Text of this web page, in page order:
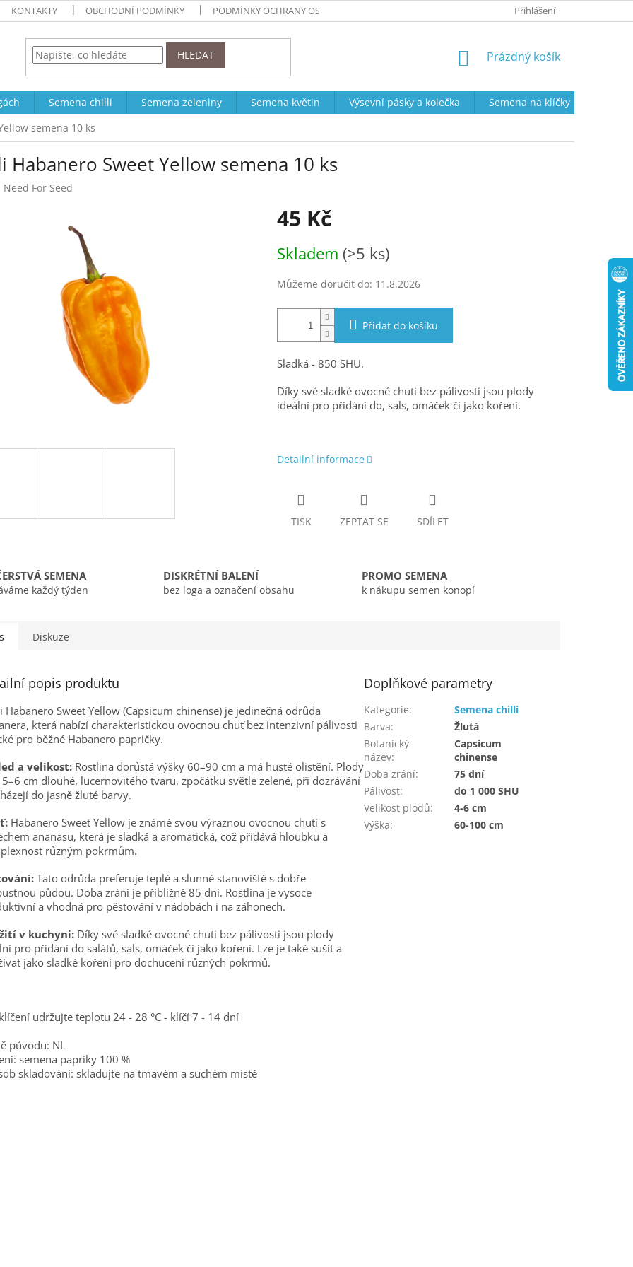
KONTAKTY OBCHODNÍ PODMÍNKY PODMÍNKY OCHRANY OSOBNÍCH ÚDAJŮ VRÁCENÍ ZBOŽÍ A
Přihlášení
HLEDAT
NÁKUPNÍ
Prázdný košík
Semena chilli Semena zeleniny Semena květin Výsevní pásky a kolečka Semena na klíčky
semena 10 ks
Habanero Sweet Yellow semena 10 ks
Need For Seed
45 Kč
cena:
Skladem (>5 ks)
Můžeme doručit do: 11.8.2026
Přidat do košíku
Sladká - 850 SHU.
Díky své sladké ovocné chuti bez pálivosti jsou plody
ideální pro přidání do, sals, omáček či jako koření.
Detailní informace
TISK ZEPTAT SE SDÍLET
SEMENA
každý týden
DISKRÉTNÍ BALENÍ
bez loga a označení obsahu
PROMO SEMENA
k nákupu semen konopí
Diskuze
popis produktu
Habanero Sweet Yellow (Capsicum chinense) je jedinečná odrůda
která nabízí charakteristickou ovocnou chuť bez intenzivní pálivosti
pro běžné Habanero papričky.
a velikost: Rostlina dorůstá výšky 60–90 cm a má husté olistění. Plody
5–6 cm dlouhé, lucernovitého tvaru, zpočátku světle zelené, při dozrávání
do jasně žluté barvy.
Habanero Sweet Yellow je známé svou výraznou ovocnou chutí s
ananasu, která je sladká a aromatická, což přidává hloubku a
různým pokrmům.
Tato odrůda preferuje teplé a slunné stanoviště s dobře
půdou. Doba zrání je přibližně 85 dní. Rostlina je vysoce
a vhodná pro pěstování v nádobách i na záhonech.
v kuchyni: Díky své sladké ovocné chuti bez pálivosti jsou plody
pro přidání do salátů, sals, omáček či jako koření. Lze je také sušit a
jako sladké koření pro dochucení různých pokrmů.
udržujte teplotu 24 - 28 °C - klíčí 7 - 14 dní
původu: NL
semena papriky 100 %
skladování: skladujte na tmavém a suchém místě
Doplňkové parametry
Kategorie:
Semena chilli
Barva:
Žlutá
Botanický
název:
Capsicum
chinense
Doba zrání:
75 dní
Pálivost:
do 1 000 SHU
Velikost plodů:
4-6 cm
Výška: 60-100 cm